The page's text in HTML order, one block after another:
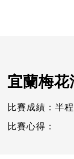
宜蘭梅
比賽成績：半
比賽心得：